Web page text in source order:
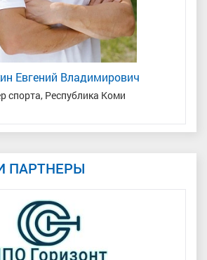
Евгений Владимирович
спорта, Республика Коми
ПАРТНЕРЫ